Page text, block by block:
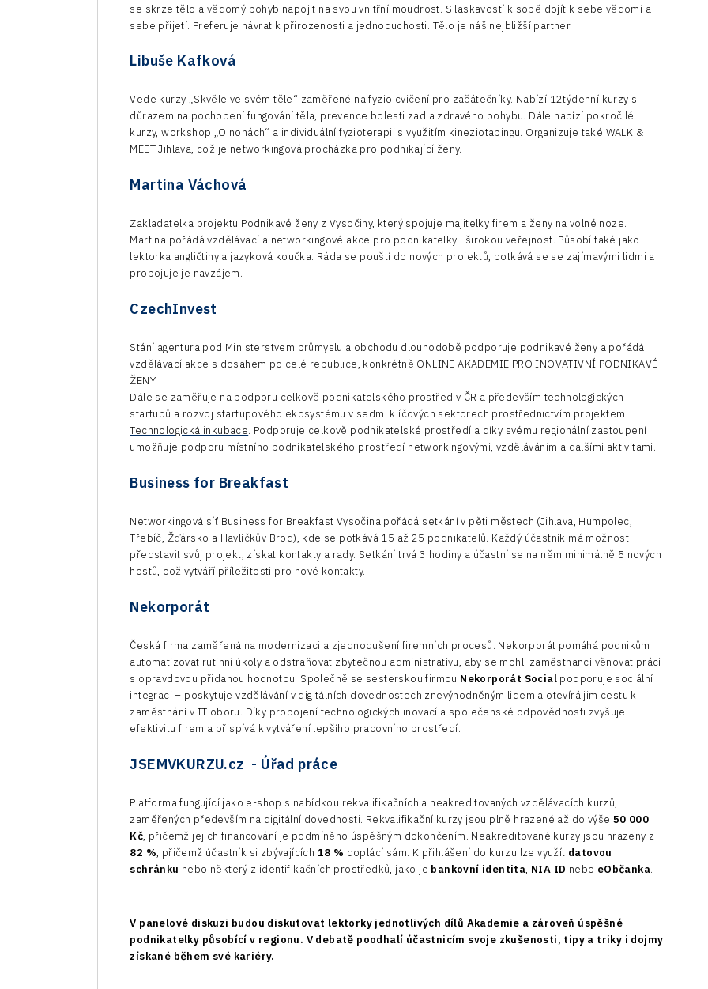
se skrze tělo a vědomý pohyb napojit na svou vnitřní moudrost. S laskavostí k sobě dojít k sebe vědomí a
sebe přijetí. Preferuje návrat k přirozenosti a jednoduchosti. Tělo je náš nejbližší partner.
Libuše Kafková
Vede kurzy „Skvěle ve svém těle“ zaměřené na fyzio cvičení pro začátečníky. Nabízí 12týdenní kurzy s
důrazem na pochopení fungování těla, prevence bolesti zad a zdravého pohybu. Dále nabízí pokročilé
kurzy, workshop „O nohách“ a individuální fyzioterapii s využitím kineziotapingu. Organizuje také WALK &
MEET Jihlava, což je networkingová procházka pro podnikající ženy.
Martina Váchová
Zakladatelka projektu Podnikavé ženy z Vysočiny, který spojuje majitelky firem a ženy na volné noze.
Martina pořádá vzdělávací a networkingové akce pro podnikatelky i širokou veřejnost. Působí také jako
lektorka angličtiny a jazyková koučka. Ráda se pouští do nových projektů, potkává se se zajímavými lidmi a
propojuje je navzájem.
CzechInvest
Stání agentura pod Ministerstvem průmyslu a obchodu dlouhodobě podporuje podnikavé ženy a pořádá
vzdělávací akce s dosahem po celé republice, konkrétně ONLINE AKADEMIE PRO INOVATIVNÍ PODNIKAVÉ
ŽENY.
Dále se zaměřuje na podporu celkově podnikatelského prostřed v ČR a především technologických
startupů a rozvoj startupového ekosystému v sedmi klíčových sektorech prostřednictvím projektem
Technologická inkubace. Podporuje celkově podnikatelské prostředí a díky svému regionální zastoupení
umožňuje podporu místního podnikatelského prostředí networkingovými, vzděláváním a dalšími aktivitami.
Business for Breakfast
Networkingová síť Business for Breakfast Vysočina pořádá setkání v pěti městech (Jihlava, Humpolec,
Třebíč, Žďársko a Havlíčkův Brod), kde se potkává 15 až 25 podnikatelů. Každý účastník má možnost
představit svůj projekt, získat kontakty a rady. Setkání trvá 3 hodiny a účastní se na něm minimálně 5 nových
hostů, což vytváří příležitosti pro nové kontakty.
Nekorporát
Česká firma zaměřená na modernizaci a zjednodušení firemních procesů. Nekorporát pomáhá podnikům
automatizovat rutinní úkoly a odstraňovat zbytečnou administrativu, aby se mohli zaměstnanci věnovat práci
s opravdovou přidanou hodnotou. Společně se sesterskou firmou Nekorporát Social podporuje sociální
integraci – poskytuje vzdělávání v digitálních dovednostech znevýhodněným lidem a otevírá jim cestu k
zaměstnání v IT oboru. Díky propojení technologických inovací a společenské odpovědnosti zvyšuje
efektivitu firem a přispívá k vytváření lepšího pracovního prostředí.
JSEMVKURZU.cz - Úřad práce
Platforma fungující jako e-shop s nabídkou rekvalifikačních a neakreditovaných vzdělávacích kurzů,
zaměřených především na digitální dovednosti. Rekvalifikační kurzy jsou plně hrazené až do výše 50 000
Kč, přičemž jejich financování je podmíněno úspěšným dokončením. Neakreditované kurzy jsou hrazeny z
82 %, přičemž účastník si zbývajících 18 % doplácí sám. K přihlášení do kurzu lze využít datovou
schránku nebo některý z identifikačních prostředků, jako je bankovní identita, NIA ID nebo eObčanka.
V panelové diskuzi budou diskutovat lektorky jednotlivých dílů Akademie a zároveň úspěšné
podnikatelky působící v regionu. V debatě poodhalí účastnicím svoje zkušenosti, tipy a triky i dojmy
získané během své kariéry.